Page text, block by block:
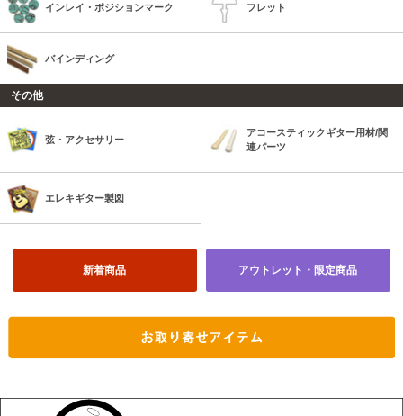
インレイ・ポジションマーク フレット
バインディング
その他
弦・アクセサリー
アコースティックギター用材/関
連パーツ
エレキギター製図
新着商品 アウトレット・限定商品